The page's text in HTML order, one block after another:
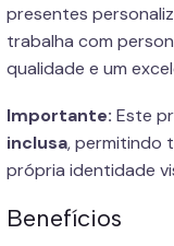
presentes
trabalha com
qualidade e um
Importante: Este
inclusa, permitindo
própria identidade
Benefícios